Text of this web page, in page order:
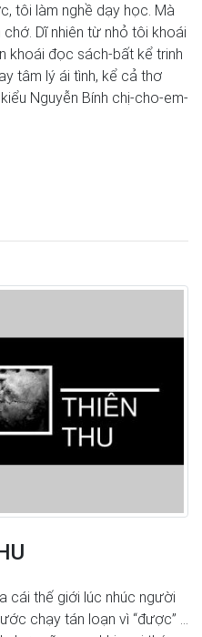
tôi làm nghề dạy học. Mà
Dĩ nhiên từ nhỏ tôi khoái
khoái đọc sách-bất kể trinh
tâm lý ái tình, kể cả thơ
Nguyễn Bính chị-cho-em-
cái thế giới lúc nhúc người
chạy tán loạn vì “được” ...